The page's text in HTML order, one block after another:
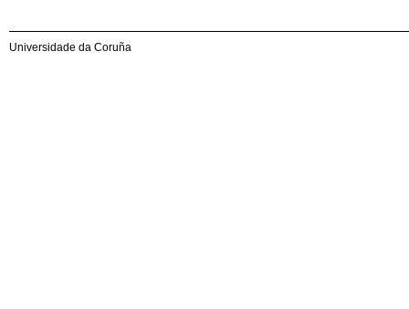
Universidade da Coruña